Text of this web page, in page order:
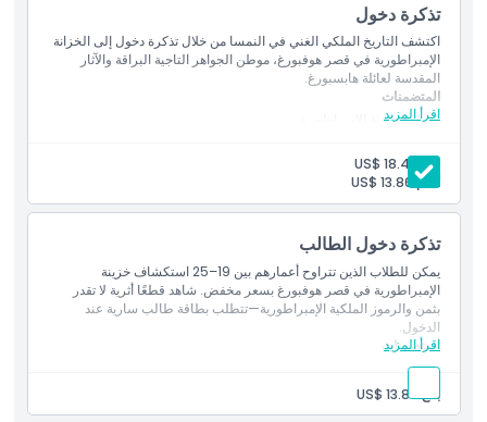
سياسة الأطفال والبالغين
ما يجب معرفته
الموقع
سياسة الإلغاء
تذكرة دخول
اكتشف التاريخ الملكي الغني في النمسا من خلال تذكرة دخول إلى الخزانة
الإمبراطورية في قصر هوفبورغ، موطن الجواهر التاجية البراقة والآثار
المقدسة لعائلة هابسبورغ.
اقرأ المزيد
المتضمنات
دخول الخزينة الإمبراطورية
استكشاف الخزينة الإمبراطورية في قصر هوفبورغ.
يشمل الدخول الوصول إلى الخزينة الإمبراطورية.
بالغ:
US$ 18.49
أقدم: US$ 13.86
تذكرة دخول الطالب
يمكن للطلاب الذين تتراوح أعمارهم بين 19–25 استكشاف خزينة
الإمبراطورية في قصر هوفبورغ بسعر مخفض. شاهد قطعًا أثرية لا تقدر
بثمن والرموز الملكية الإمبراطورية—تتطلب بطاقة طالب سارية عند
الدخول.
اقرأ المزيد
المتضمنات
دخول الخزينة الإمبراطورية (للطلاب)
استكشاف الخزينة الإمبراطورية في قصر هوفبورغ.
اختر خيار البالغين لحجز هذا الخيار للطلاب الذين تتراوح أعمارهم بين
بالغ:US$ 13.86